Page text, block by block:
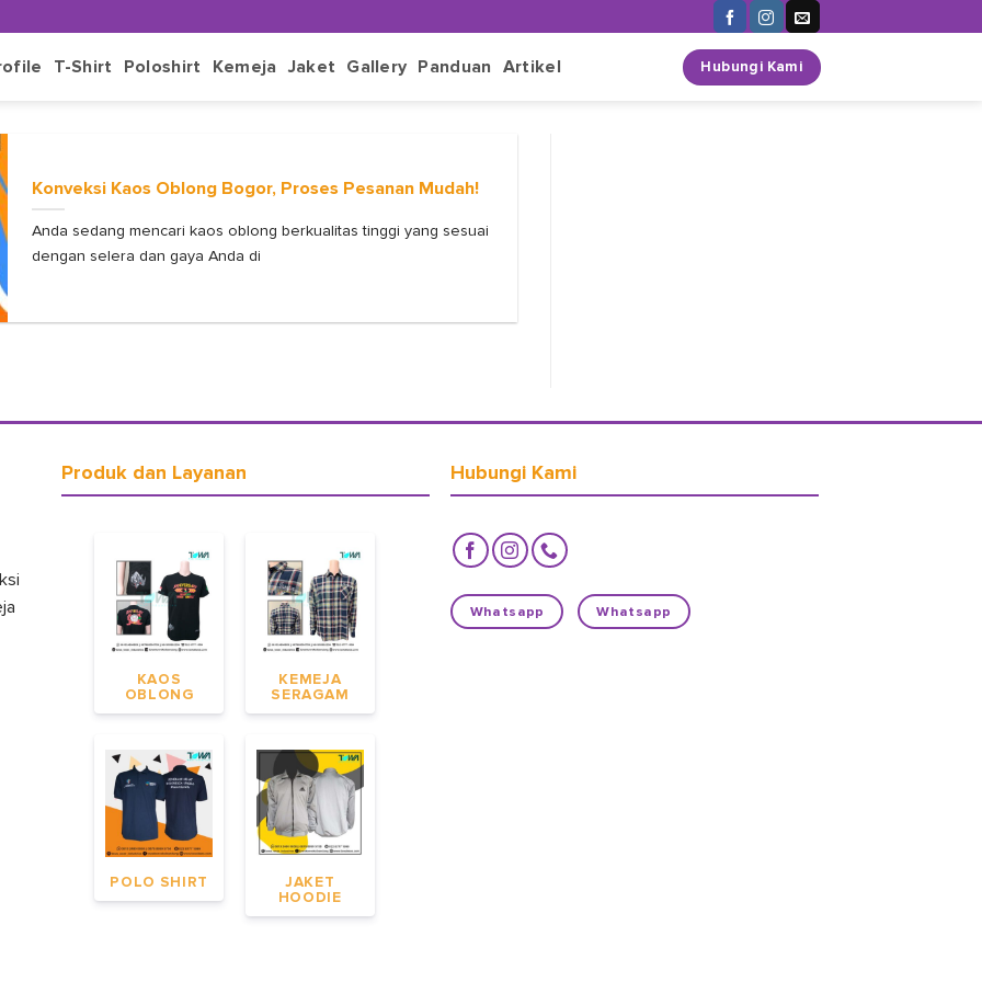
T-Shirt Poloshirt Kemeja Jaket Gallery Panduan Artikel Hubungi Kami
Konveksi Kaos Oblong Bogor, Proses Pesanan Mudah!
Anda sedang mencari kaos oblong berkualitas tinggi yang sesuai
dengan selera dan gaya Anda di
Produk dan Layanan
KAOS
OBLONG
KEMEJA
SERAGAM
POLO SHIRT
JAKET
HOODIE
Hubungi Kami
Whatsapp Whatsapp